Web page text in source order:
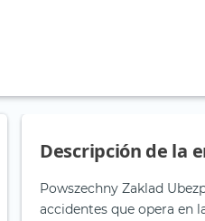
Descripción de la
Powszechny Zaklad
accidentes que opera en